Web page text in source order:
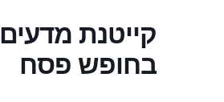
קייטנת מדעים
בחופש פסח